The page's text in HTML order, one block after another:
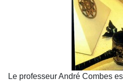
Le professeur André Combes